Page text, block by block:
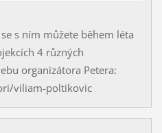
s ním můžete během léta
4 různých
organizátora Petera:
viliam-poltikovic